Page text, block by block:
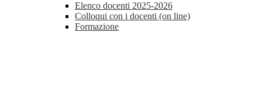
Elenco docenti 2025-2026
Colloqui con i docenti (on line)
Formazione